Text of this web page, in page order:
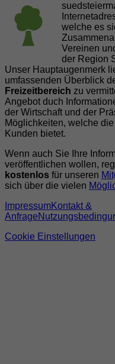
welche es
Vereinen
der Region
Unser Hauptaugenmerk
umfassenden Überblick
Freizeitbereich zu
Angebot duch
der Wirtschaft und der
Möglichkeiten, welche die
Kunden bietet.
Wenn auch Sie Ihre
veröffentlichen wollen,
kostenlos für unseren
sich über die vielen
ImpressumKontakt &
Anfrage
Cookie Einstellungen